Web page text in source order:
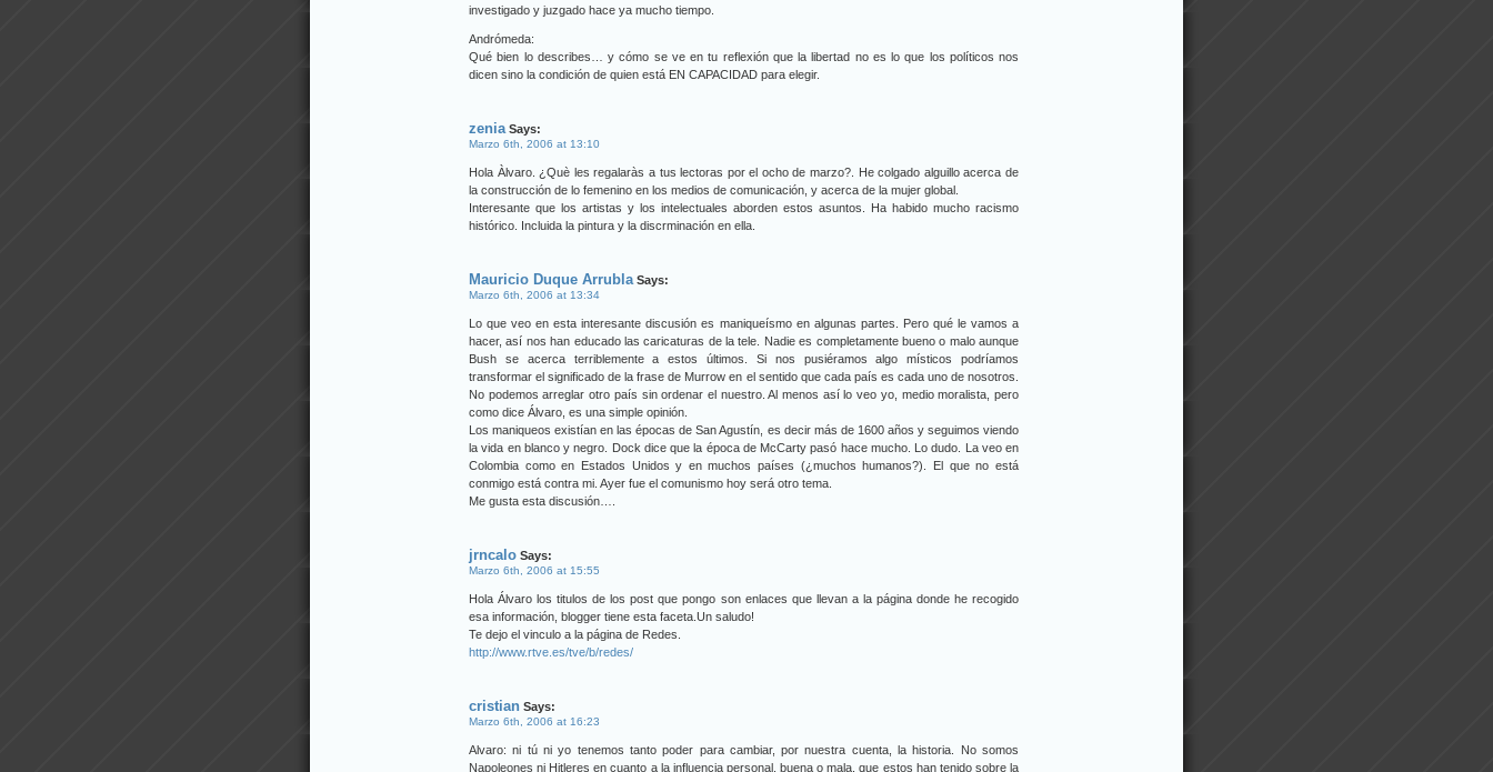
investigado y juzgado hace ya mucho tiempo.
Andrómeda:
Qué bien lo describes… y cómo se ve en tu reflexión que la libertad no es lo que los políticos nos
dicen sino la condición de quien está EN CAPACIDAD para elegir.
zenia Says:
Marzo 6th, 2006 at 13:10
Hola Àlvaro. ¿Què les regalaràs a tus lectoras por el ocho de marzo?. He colgado alguillo acerca de
la construcción de lo femenino en los medios de comunicación, y acerca de la mujer global.
Interesante que los artistas y los intelectuales aborden estos asuntos. Ha habido mucho racismo
histórico. Incluida la pintura y la discrminación en ella.
Mauricio Duque Arrubla Says:
Marzo 6th, 2006 at 13:34
Lo que veo en esta interesante discusión es maniqueísmo en algunas partes. Pero qué le vamos a
hacer, así nos han educado las caricaturas de la tele. Nadie es completamente bueno o malo aunque
Bush se acerca terriblemente a estos últimos. Si nos pusiéramos algo místicos podríamos
transformar el significado de la frase de Murrow en el sentido que cada país es cada uno de nosotros.
No podemos arreglar otro país sin ordenar el nuestro. Al menos así lo veo yo, medio moralista, pero
como dice Álvaro, es una simple opinión.
Los maniqueos existían en las épocas de San Agustín, es decir más de 1600 años y seguimos viendo
la vida en blanco y negro. Dock dice que la época de McCarty pasó hace mucho. Lo dudo. La veo en
Colombia como en Estados Unidos y en muchos países (¿muchos humanos?). El que no está
conmigo está contra mi. Ayer fue el comunismo hoy será otro tema.
Me gusta esta discusión….
jrncalo Says:
Marzo 6th, 2006 at 15:55
Hola Álvaro los titulos de los post que pongo son enlaces que llevan a la página donde he recogido
esa información, blogger tiene esta faceta.Un saludo!
Te dejo el vinculo a la página de Redes.
http://www.rtve.es/tve/b/redes/
cristian Says:
Marzo 6th, 2006 at 16:23
Alvaro: ni tú ni yo tenemos tanto poder para cambiar, por nuestra cuenta, la historia. No somos
Napoleones ni Hitleres en cuanto a la influencia personal, buena o mala, que estos han tenido sobre la